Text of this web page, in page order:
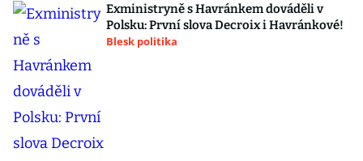
Exministryně s Havránkem dováděli v
Polsku: První slova Decroix i Havránkové!
Blesk politika